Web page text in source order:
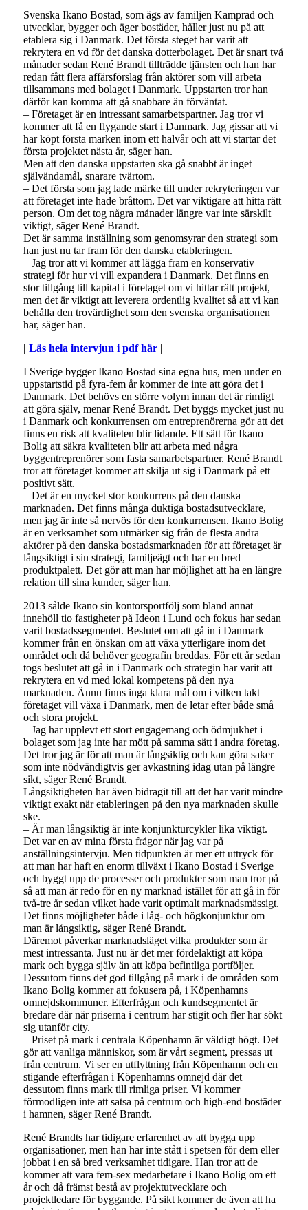
Svenska Ikano Bostad, som ägs av familjen Kamprad och
utvecklar, bygger och äger bostäder, håller just nu på att
etablera sig i Danmark. Det första steget har varit att
rekrytera en vd för det danska dotterbolaget. Det är snart två
månader sedan René Brandt tillträdde tjänsten och han har
redan fått flera affärsförslag från aktörer som vill arbeta
tillsammans med bolaget i Danmark. Uppstarten tror han
därför kan komma att gå snabbare än förväntat.
– Företaget är en intressant samarbetspartner. Jag tror vi
kommer att få en flygande start i Danmark. Jag gissar att vi
har köpt första marken inom ett halvår och att vi startar det
första projektet nästa år, säger han.
Men att den danska uppstarten ska gå snabbt är inget
självändamål, snarare tvärtom.
– Det första som jag lade märke till under rekryteringen var
att företaget inte hade bråttom. Det var viktigare att hitta rätt
person. Om det tog några månader längre var inte särskilt
viktigt, säger René Brandt.
Det är samma inställning som genomsyrar den strategi som
han just nu tar fram för den danska etableringen.
– Jag tror att vi kommer att lägga fram en konservativ
strategi för hur vi vill expandera i Danmark. Det finns en
stor tillgång till kapital i företaget om vi hittar rätt projekt,
men det är viktigt att leverera ordentlig kvalitet så att vi kan
behålla den trovärdighet som den svenska organisationen
har, säger han.
| Läs hela intervjun i pdf här|
I Sverige bygger Ikano Bostad sina egna hus, men under en
uppstartstid på fyra-fem år kommer de inte att göra det i
Danmark. Det behövs en större volym innan det är rimligt
att göra själv, menar René Brandt. Det byggs mycket just nu
i Danmark och konkurrensen om entreprenörerna gör att det
finns en risk att kvaliteten blir lidande. Ett sätt för Ikano
Bolig att säkra kvaliteten blir att arbeta med några
byggentreprenörer som fasta samarbetspartner. René Brandt
tror att företaget kommer att skilja ut sig i Danmark på ett
positivt sätt.
– Det är en mycket stor konkurrens på den danska
marknaden. Det finns många duktiga bostadsutvecklare,
men jag är inte så nervös för den konkurrensen. Ikano Bolig
är en verksamhet som utmärker sig från de flesta andra
aktörer på den danska bostadsmarknaden för att företaget är
långsiktigt i sin strategi, familjeägt och har en bred
produktpalett. Det gör att man har möjlighet att ha en längre
relation till sina kunder, säger han.
2013 sålde Ikano sin kontorsportfölj som bland annat
innehöll tio fastigheter på Ideon i Lund och fokus har sedan
varit bostadssegmentet. Beslutet om att gå in i Danmark
kommer från en önskan om att växa ytterligare inom det
området och då behöver geografin breddas. För ett år sedan
togs beslutet att gå in i Danmark och strategin har varit att
rekrytera en vd med lokal kompetens på den nya
marknaden. Ännu finns inga klara mål om i vilken takt
företaget vill växa i Danmark, men de letar efter både små
och stora projekt.
– Jag har upplevt ett stort engagemang och ödmjukhet i
bolaget som jag inte har mött på samma sätt i andra företag.
Det tror jag är för att man är långsiktig och kan göra saker
som inte nödvändigtvis ger avkastning idag utan på längre
sikt, säger René Brandt.
Långsiktigheten har även bidragit till att det har varit mindre
viktigt exakt när etableringen på den nya marknaden skulle
ske.
– Är man långsiktig är inte konjunkturcykler lika viktigt.
Det var en av mina första frågor när jag var på
anställningsintervju. Men tidpunkten är mer ett uttryck för
att man har haft en enorm tillväxt i Ikano Bostad i Sverige
och byggt upp de processer och produkter som man tror på
så att man är redo för en ny marknad istället för att gå in för
två-tre år sedan vilket hade varit optimalt marknadsmässigt.
Det finns möjligheter både i låg- och högkonjunktur om
man är långsiktig, säger René Brandt.
Däremot påverkar marknadsläget vilka produkter som är
mest intressanta. Just nu är det mer fördelaktigt att köpa
mark och bygga själv än att köpa befintliga portföljer.
Dessutom finns det god tillgång på mark i de områden som
Ikano Bolig kommer att fokusera på, i Köpenhamns
omnejdskommuner. Efterfrågan och kundsegmentet är
bredare där när priserna i centrum har stigit och fler har sökt
sig utanför city.
– Priset på mark i centrala Köpenhamn är väldigt högt. Det
gör att vanliga människor, som är vårt segment, pressas ut
från centrum. Vi ser en utflyttning från Köpenhamn och en
stigande efterfrågan i Köpenhamns omnejd där det
dessutom finns mark till rimliga priser. Vi kommer
förmodligen inte att satsa på centrum och high-end bostäder
i hamnen, säger René Brandt.
René Brandts har tidigare erfarenhet av att bygga upp
organisationer, men han har inte stått i spetsen för dem eller
jobbat i en så bred verksamhet tidigare. Han tror att de
kommer att vara fem-sex medarbetare i Ikano Bolig om ett
år och då främst bestå av projektutvecklare och
projektledare för byggande. På sikt kommer de även att ha